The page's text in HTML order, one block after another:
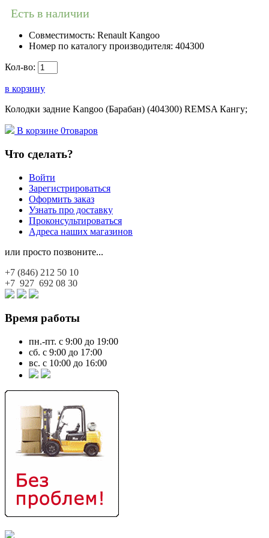
Есть в наличии
Совместимость: Renault Kangoo
Номер по каталогу производителя: 404300
Кол-во:
в корзину
Колодки задние Kangoo (Барабан) (404300) REMSA Кангу;
В корзине 0товаров
Что сделать?
Войти
Зарегистрироваться
Оформить заказ
Узнать про доставку
Проконсультироваться
Адреса наших магазинов
или просто позвоните...
+7 (846) 212 50 10
+7 927 692 08 30
Время работы
пн.-пт. с 9:00 до 19:00
сб. с 9:00 до 17:00
вс. с 10:00 до 16:00